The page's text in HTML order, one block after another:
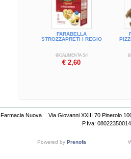
FARABELLA
STROZZAPRETI I REGIO
BIOALIMENTA Srl
€ 2,60
Farmacia Nuova
Via Giovanni XXIII 70 Pinerolo
P.Iva: 08022350014
Powered by Prenofa